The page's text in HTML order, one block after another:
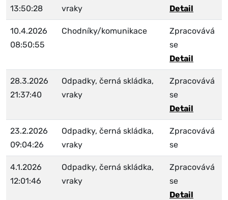
13:50:28
vraky
Detail
10.4.2026
08:50:55
Chodníky/komunikace
Zpracovává
se
Detail
28.3.2026
21:37:40
Odpadky, černá skládka,
vraky
Zpracovává
se
Detail
23.2.2026
09:04:26
Odpadky, černá skládka,
vraky
Zpracovává
se
4.1.2026
12:01:46
Odpadky, černá skládka,
vraky
Zpracovává
se
Detail